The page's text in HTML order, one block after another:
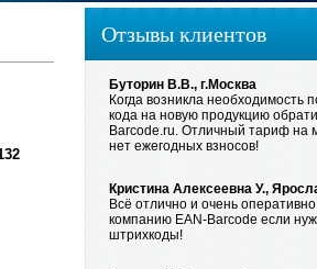
Отзывы клиентов
Буторин В.В., г.Москва
Когда возникла необходимость
кода на новую продукцию
Barcode.ru. Отличный тариф на
нет ежегодных взносов!
Кристина Алексеевна У.,
Всё отлично и очень
компанию EAN-Barcode если
штрихкоды!